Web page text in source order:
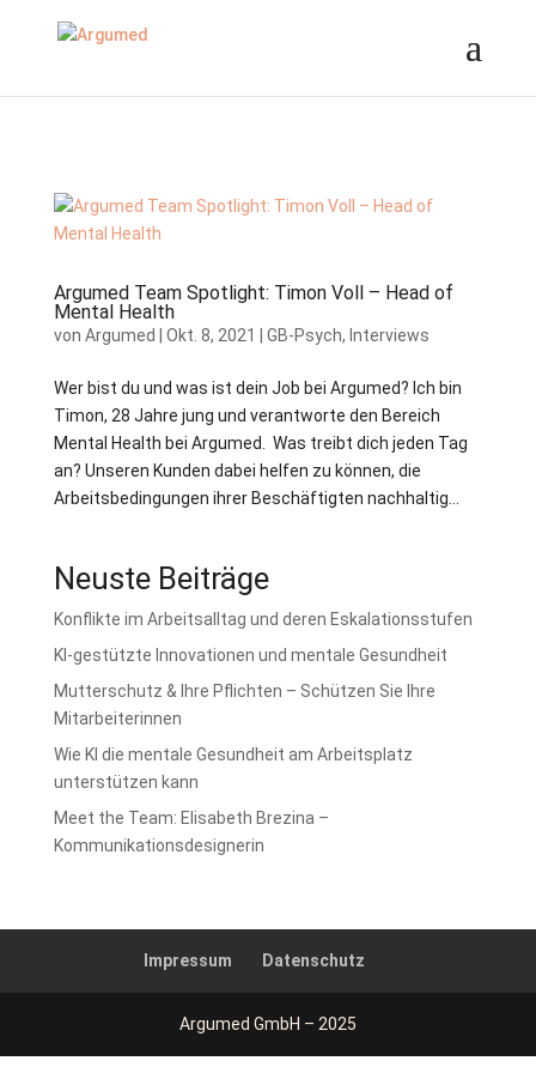
Argumed Team Spotlight: Timon Voll – Head of
Mental Health
von Argumed Okt. 8, 2021 GB-Psych, Interviews
Wer bist du und was ist dein Job bei Argumed? Ich bin
Timon, 28 Jahre jung und verantworte den Bereich
Mental Health bei Argumed. Was treibt dich jeden Tag
an? Unseren Kunden dabei helfen zu können, die
Arbeitsbedingungen ihrer Beschäftigten nachhaltig...
Neuste Beiträge
Konflikte im Arbeitsalltag und deren Eskalationsstufen
KI-gestützte Innovationen und mentale Gesundheit
Mutterschutz & Ihre Pflichten – Schützen Sie Ihre
Mitarbeiterinnen
Wie KI die mentale Gesundheit am Arbeitsplatz
unterstützen kann
Meet the Team: Elisabeth Brezina –
Kommunikationsdesignerin
Impressum Datenschutz
Argumed GmbH – 2025